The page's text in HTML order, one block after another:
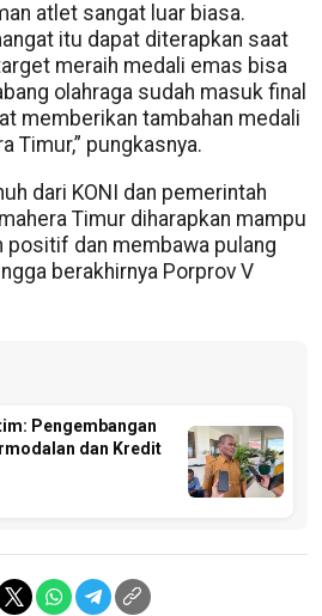
atlet sangat luar biasa.
itu dapat diterapkan saat
meraih medali emas bisa
olahraga sudah masuk final
memberikan tambahan medali
Timur,” pungkasnya.
dari KONI dan pemerintah
Timur diharapkan mampu
positif dan membawa pulang
berakhirnya Porprov V
Pengembangan
dan Kredit